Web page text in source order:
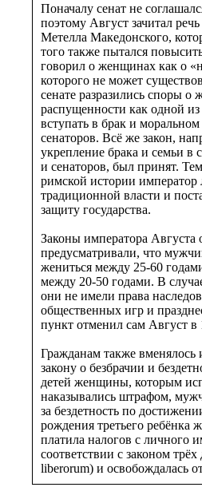
Поначалу сенат не
поэтому Август зачитал
Метелла Македонского,
того также пытался
говорил о женщинах как о
которого не может
сенате разразились споры о
распущенности как одной
вступать в брак и
сенаторов. Всё же закон,
укрепление брака и семьи в
и сенаторов, был принят.
римской истории император
традиционной власти и
защиту государства.
Законы императора Августа
предусматривали, что
жениться между 25-60
между 20-50 годами. В
они не имели права
общественных игр и
пункт отменил сам Август в
Гражданам также вменялось
закону о безбрачии и
детей женщины, которым
наказывались штрафом,
за бездетность по
рождения третьего ребёнка
платила налогов с личного
соответствии с законом
liberorum) и освобождалась